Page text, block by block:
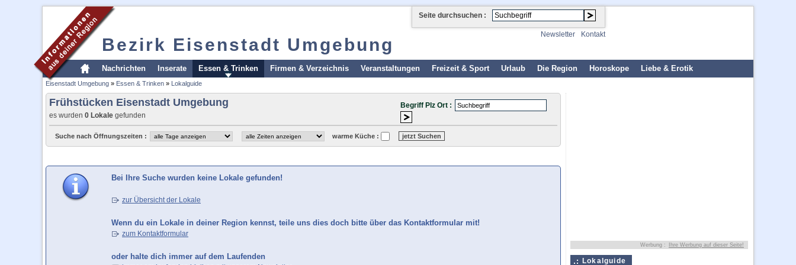
Bezirk Eisenstadt Umgebung
Seite durchsuchen :
Newsletter Kontakt
Nachrichten Inserate Essen & Trinken Firmen & Verzeichnis Veranstaltungen Freizeit & Sport Urlaub Die Region Horoskope Liebe & Erotik
Eisenstadt Umgebung » Essen & Trinken » Lokalguide
Frühstücken Eisenstadt Umgebung
es wurden 0 Lokale gefunden
Begriff Plz Ort :
Suche nach Öffnungszeiten : warme Küche :
Bei Ihre Suche wurden keine Lokale gefunden!
zur Übersicht der Lokale
Wenn du ein Lokale in deiner Region kennst, teile uns dies doch bitte über das Kontaktformular mit!
zum Kontaktformular
oder halte dich immer auf dem Laufenden
Werbung : Ihre Werbung auf dieser Seite!
Lokalguide